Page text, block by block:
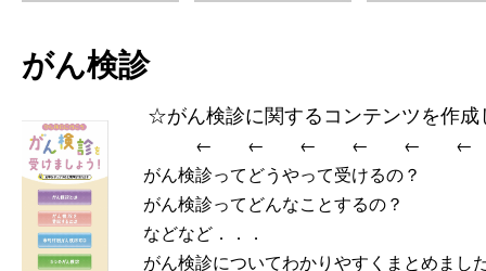
がん検診
☆がん検診に関するコンテンツを作
がん検診ってどうやって受けるの？
がん検診ってどんなことするの？
などなど．．．
がん検診についてわかりやすくまとめま